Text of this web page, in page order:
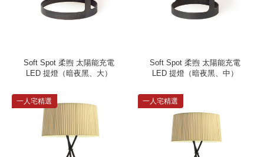
Soft Spot 柔煦 太陽能充電
LED 提燈（暗夜黑、大）
Soft Spot 柔煦 太陽能充電
LED 提燈（暗夜黑、中）
一人宅精選 一人宅精選